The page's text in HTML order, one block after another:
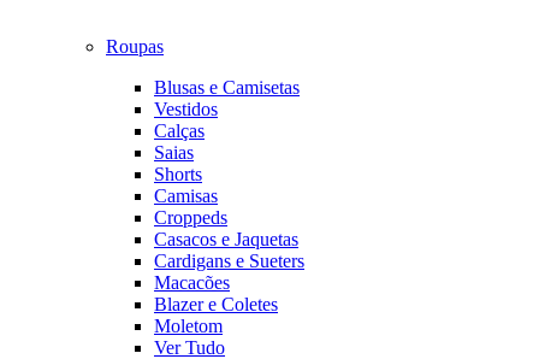
Roupas
Blusas e Camisetas
Vestidos
Calças
Saias
Shorts
Camisas
Croppeds
Casacos e Jaquetas
Cardigans e Sueters
Macacões
Blazer e Coletes
Moletom
Ver Tudo